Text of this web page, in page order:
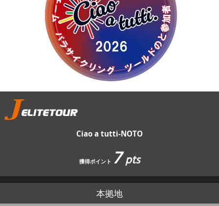
加盟・登録
エントリー
JBCF ROAD SERIESとは
Ciao a tutti-NOTO
獲得ポイント 7pts
本拠地